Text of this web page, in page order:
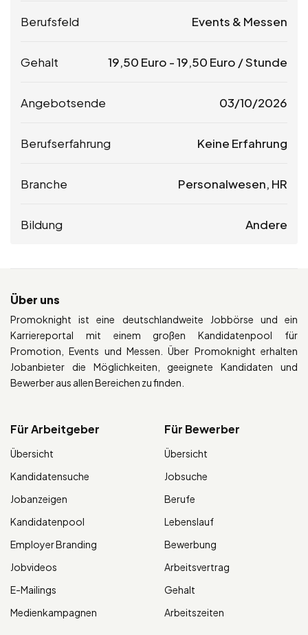
Berufsfeld Events & Messen
Gehalt 19,50 Euro -19,50 Euro / Stunde
Angebotsende 03/10/2026
Berufserfahrung Keine Erfahrung
Branche Personalwesen, HR
Bildung Andere
Über uns
Promoknight ist eine deutschlandweite Jobbörse und ein
Karriereportal mit einem großen Kandidatenpool für
Promotion, Events und Messen. Über Promoknight erhalten
Jobanbieter die Möglichkeiten, geeignete Kandidaten und
Bewerber aus allen Bereichen zu finden.
Für Arbeitgeber
Übersicht
Kandidatensuche
Jobanzeigen
Kandidatenpool
Employer Branding
Jobvideos
E-Mailings
Medienkampagnen
Für Bewerber
Übersicht
Jobsuche
Berufe
Lebenslauf
Bewerbung
Arbeitsvertrag
Gehalt
Arbeitszeiten